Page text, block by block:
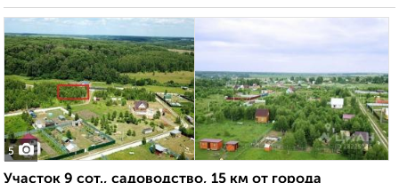
5
Участок 9 сот., садоводство, 15 км от города